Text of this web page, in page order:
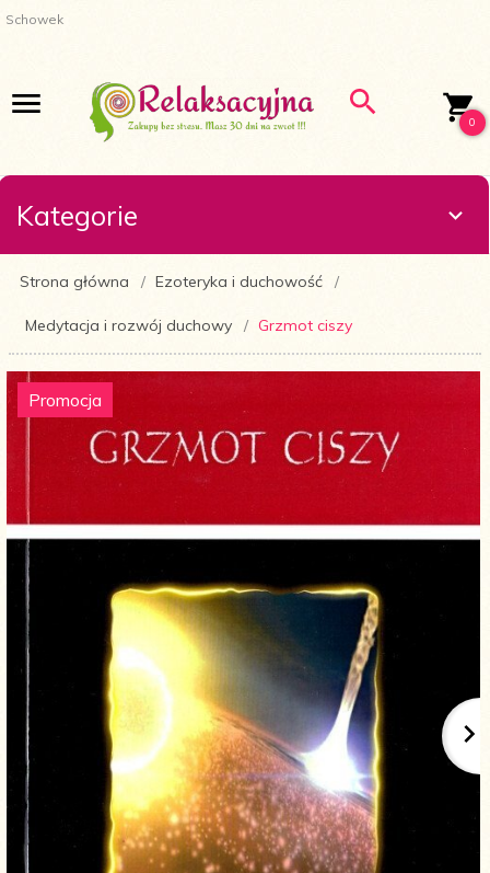
Schowek
0
Kategorie
Strona główna Ezoteryka i duchowość
Medytacja i rozwój duchowy Grzmot ciszy
Promocja